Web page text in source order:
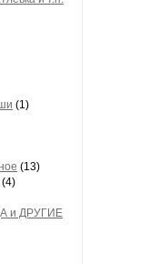
(1)
(13)
(4)
и ДРУГИЕ